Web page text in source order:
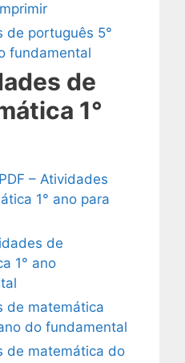
de português 5°
fundamental
de
1°
– Atividades
1° ano para
de
1° ano
de matemática
do fundamental
de matemática do